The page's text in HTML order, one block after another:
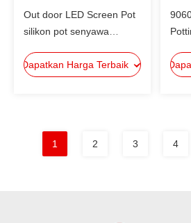
Out door LED Screen Pot
silikon pot senyawa
Dapatkan Harga Terbaik
1 2 3 4